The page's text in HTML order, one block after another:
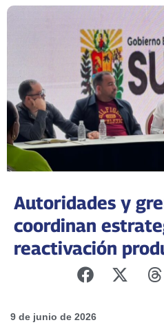
Autoridades y
coordinan
reactivación
9 de junio de 2026